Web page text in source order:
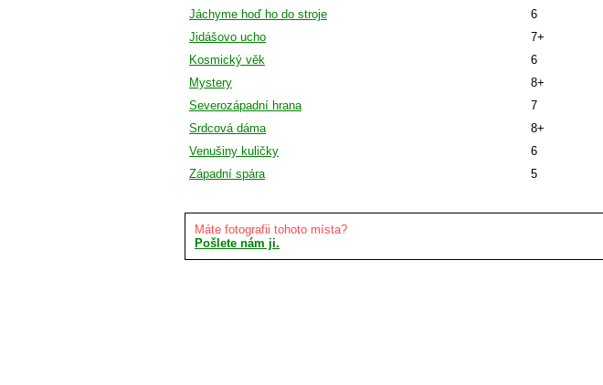
Jáchyme hoď ho do stroje
6
Jidášovo ucho
7+
Kosmický věk
6
Mystery
8+
Severozápadní hrana
7
Srdcová dáma
8+
Venušiny kuličky
6
Západní spára
5
Máte fotografii tohoto místa?
Pošlete nám ji.